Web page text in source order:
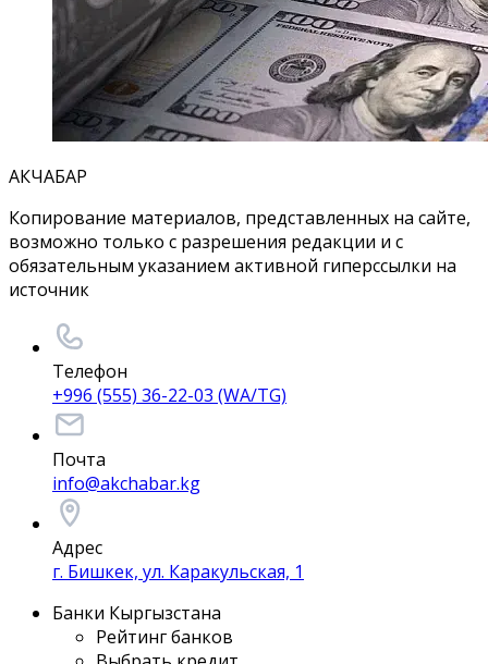
АКЧАБАР
Копирование материалов, представленных на сайте,
возможно только с разрешения редакции и с
обязательным указанием активной гиперссылки на
источник
Телефон
+996 (555) 36-22-03 (WA/TG)
Почта
info@akchabar.kg
Адрес
г. Бишкек, ул. Каракульская, 1
Банки Кыргызстана
Рейтинг банков